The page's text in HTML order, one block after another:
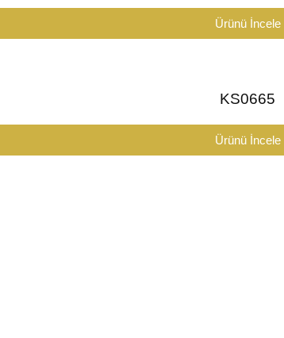
Ürünü İncele
KS0665
Ürünü İncele